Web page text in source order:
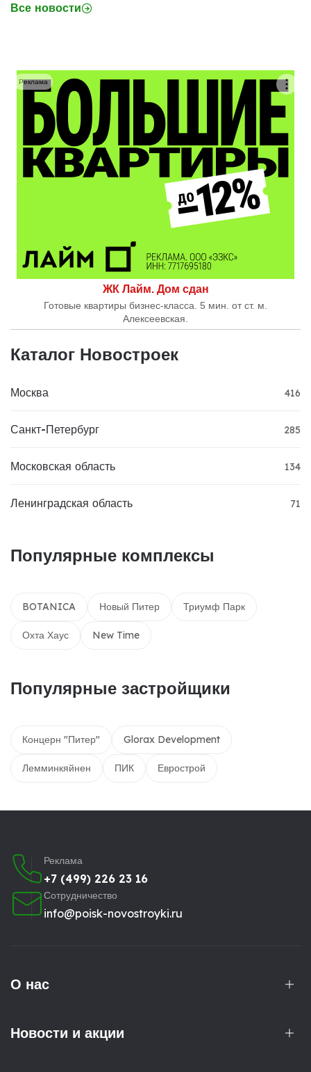
Все новости
ЖК Лайм. Дом сдан
Готовые квартиры бизнес-класса. 5 мин. от ст. м.
Алексеевская.
Реклама
Каталог Новостроек
Москва 416
Санкт-Петербург 285
Московская область 134
Ленинградская область 71
Популярные комплексы
BOTANICA Новый Питер Триумф Парк
Охта Хаус New Time
Популярные застройщики
Концерн "Питер" Glorax Development
Лемминкяйнен ПИК Еврострой
Реклама
+7 (499) 226 23 16
Сотрудничество
info@poisk-novostroyki.ru
О нас
Новости и акции